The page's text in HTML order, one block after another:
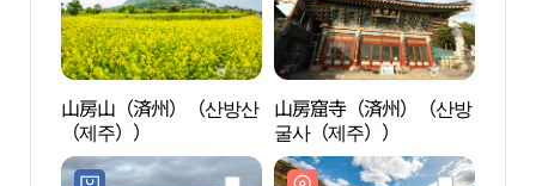
山房山（済州）（산방산
（제주））
山房窟寺（済州）（산방
굴사（제주））